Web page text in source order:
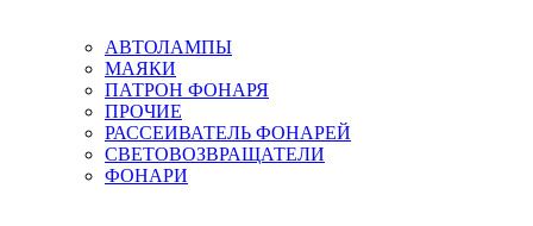
АВТОЛАМПЫ
МАЯКИ
ПАТРОН ФОНАРЯ
ПРОЧИЕ
РАССЕИВАТЕЛЬ ФОНАРЕЙ
СВЕТОВОЗВРАЩАТЕЛИ
ФОНАРИ